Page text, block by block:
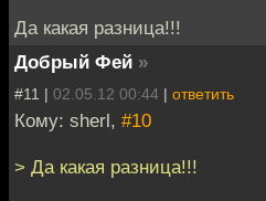
Да какая разница!!!
Добрый Фей »
#11 | 02.05.12 00:44 | ответить
Кому: sherl, #10
> Да какая разница!!!